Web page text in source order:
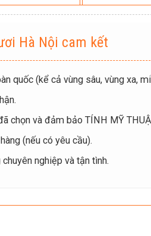
Hà Nội cam kết
quốc (kể cả vùng sâu, vùng xa,
chọn và đảm bảo TÍNH MỸ
(nếu có yêu cầu).
nghiệp và tận tình.